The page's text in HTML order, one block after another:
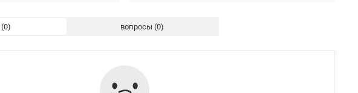
вопросы